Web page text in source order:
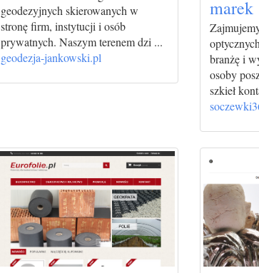
geodezyjnych skierowanych w
stronę firm, instytucji i osób
prywatnych. Naszym terenem dzi ...
geodezja-jankowski.pl
marek
branżę i
osoby
szkieł